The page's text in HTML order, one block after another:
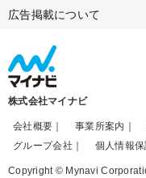
広告掲載について
株式会社マイナビ
会社概要 事業所案内
グループ会社
個人情報
Copyright © Mynavi